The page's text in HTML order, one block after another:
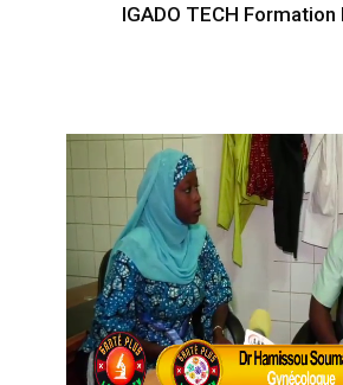
IGADO TECH Formation